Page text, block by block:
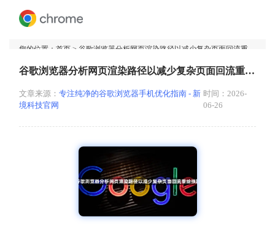
您的位置： 首页 > 谷歌浏览器分析网页渲染路径以减少复杂页面回流重绘损耗
谷歌浏览器分析网页渲染路径以减少复杂页面回流重绘损耗
文章来源： 专注纯净的谷歌浏览器手机优化指南 - 新
境科技官网
时间：2026-
06-26